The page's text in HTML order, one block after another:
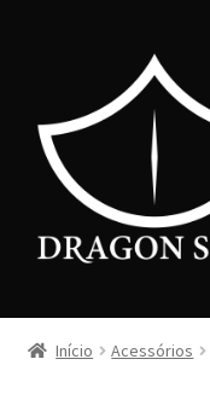
PERSONALIZAR
Início Acessórios